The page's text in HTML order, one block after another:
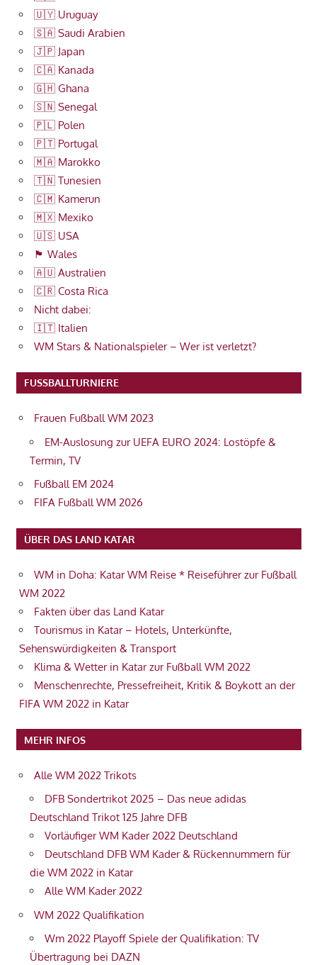
🇺🇾 Uruguay
🇸🇦 Saudi Arabien
🇯🇵 Japan
🇨🇦 Kanada
🇬🇭 Ghana
🇸🇳 Senegal
🇵🇱 Polen
🇵🇹 Portugal
🇲🇦 Marokko
🇹🇳 Tunesien
🇨🇲 Kamerun
🇲🇽 Mexiko
🇺🇸 USA
🏴󠁧󠁢󠁷󠁬󠁳󠁿 Wales
🇦🇺 Australien
🇨🇷 Costa Rica
Nicht dabei:
🇮🇹 Italien
WM Stars & Nationalspieler – Wer ist verletzt?
FUSSBALLTURNIERE
Frauen Fußball WM 2023
EM-Auslosung zur UEFA EURO 2024: Lostöpfe &
Termin, TV
Fußball EM 2024
FIFA Fußball WM 2026
ÜBER DAS LAND KATAR
WM in Doha: Katar WM Reise * Reiseführer zur Fußball
WM 2022
Fakten über das Land Katar
Tourismus in Katar – Hotels, Unterkünfte,
Sehenswürdigkeiten & Transport
Klima & Wetter in Katar zur Fußball WM 2022
Menschenrechte, Pressefreiheit, Kritik & Boykott an der
FIFA WM 2022 in Katar
MEHR INFOS
Alle WM 2022 Trikots
DFB Sondertrikot 2025 – Das neue adidas
Deutschland Trikot 125 Jahre DFB
Vorläufiger WM Kader 2022 Deutschland
Deutschland DFB WM Kader & Rückennummern für
die WM 2022 in Katar
Alle WM Kader 2022
WM 2022 Qualifikation
Wm 2022 Playoff Spiele der Qualifikation: TV
Übertragung bei DAZN